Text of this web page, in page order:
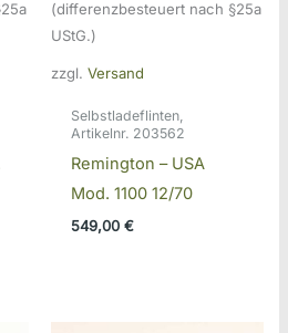
(differenzbesteuert nach §25a
UStG.)
zzgl. Versand
Selbstladeflinten,
Artikelnr. 203562
Remington – USA
Mod. 1100 12/70
549,00 €